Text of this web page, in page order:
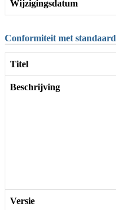
Wijzigingsdatum
Conformiteit met standaard
Titel
Beschrijving
Versie